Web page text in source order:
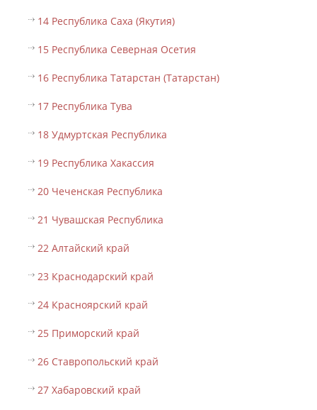
14 Республика Саха (Якутия)
15 Республика Северная Осетия
16 Республика Татарстан (Татарстан)
17 Республика Тува
18 Удмуртская Республика
19 Республика Хакассия
20 Чеченская Республика
21 Чувашская Республика
22 Алтайский край
23 Краснодарский край
24 Красноярский край
25 Приморский край
26 Ставропольский край
27 Хабаровский край